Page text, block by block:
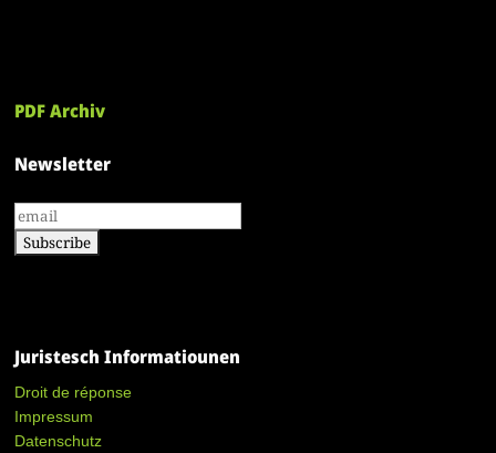
PDF Archiv
Newsletter
Juristesch Informatiounen
Droit de réponse
Impressum
Datenschutz